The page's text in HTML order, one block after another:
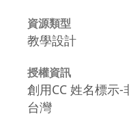
資源類型
教學設計
授權資訊
創用CC 姓名標示
台灣